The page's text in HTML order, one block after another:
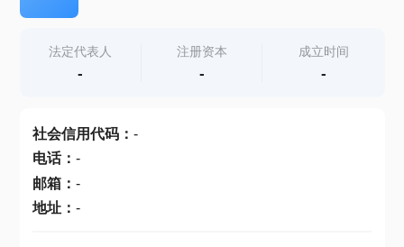
查产地
法定代表人
-
注册资本
-
成立时间
-
社会信用代码： -
电话： -
邮箱： -
地址： -